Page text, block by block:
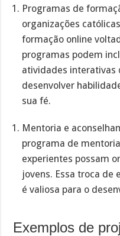
Programas de
organizações
formação online
programas podem
atividades interativas
desenvolver
sua fé.
Mentoria e
programa de
experientes possam
jovens. Essa troca de
é valiosa para o
Exemplos de